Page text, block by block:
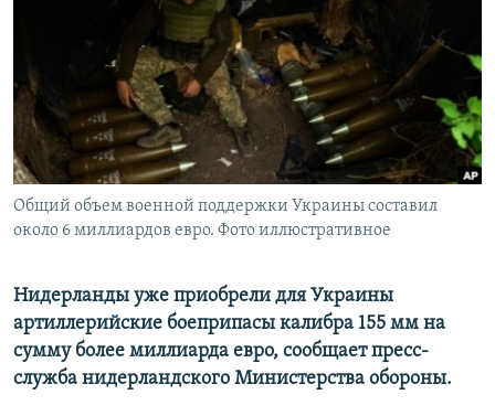
ПОБЕДИТЕЛЕЙ НЕ СУДЯТ?
КРЫМ.НЕПОКОРЕННЫЙ
ELIFBE
УКРАИНСКАЯ ПРОБЛЕМА КРЫМА
Все сайты RFE/RL
Общий объем военной поддержки Украины составил
около 6 миллиардов евро. Фото иллюстративное
Нидерланды уже приобрели для Украины
артиллерийские боеприпасы калибра 155 мм на
сумму более миллиарда евро, сообщает пресс-
служба нидерландского Министерства обороны.